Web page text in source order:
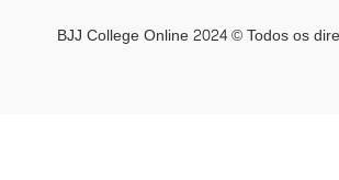
BJJ College Online 2024 © Todos os